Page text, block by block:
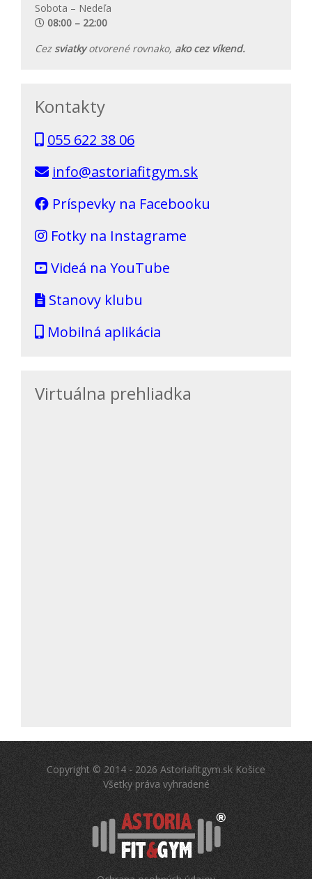
Sobota – Nedeľa
08:00 – 22:00
Cez sviatkyotvorené rovnako, ako cez víkend.
Kontakty
055 622 38 06
info@astoriafitgym.sk
Príspevky na Facebooku
Fotky na Instagrame
Videá na YouTube
Stanovy klubu
Mobilná aplikácia
Virtuálna prehliadka
Copyright © 2014 - 2026 Astoriafitgym.sk Košice
Všetky práva vyhradené